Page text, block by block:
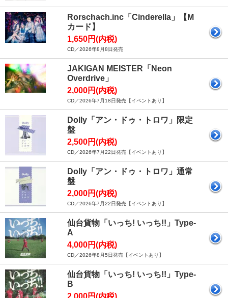
Rorschach.inc「Cinderella」【M
カード】
1,650円(内税)
CD／2026年8月8日発売
JAKIGAN MEISTER「Neon
Overdrive」
2,000円(内税)
CD／2026年7月18日発売【イベントあり】
Dolly「アン・ドゥ・トロワ」限定
盤
2,500円(内税)
CD／2026年7月22日発売【イベントあり】
Dolly「アン・ドゥ・トロワ」通常
盤
2,000円(内税)
CD／2026年7月22日発売【イベントあり】
仙台貨物「いっち! いっち!!」Type-
A
4,000円(内税)
CD／2026年8月5日発売【イベントあり】
仙台貨物「いっち! いっち!!」Type-
B
2,000円(内税)